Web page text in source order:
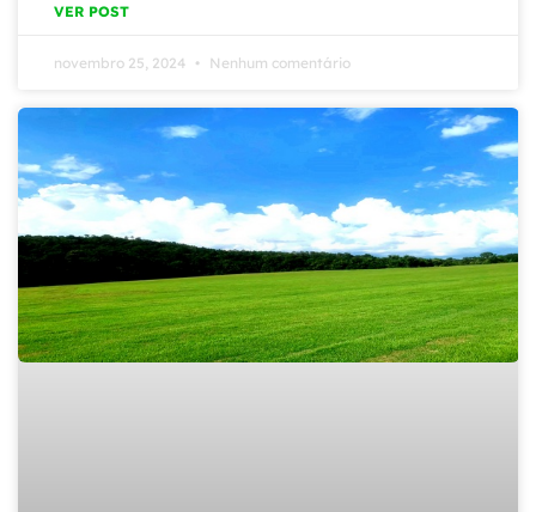
VER POST
novembro 25, 2024 Nenhum comentário